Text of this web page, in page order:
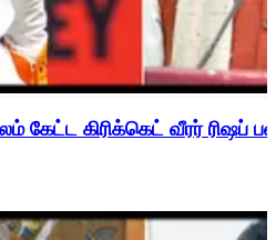
கேட்ட கிரிக்கெட் வீரர்